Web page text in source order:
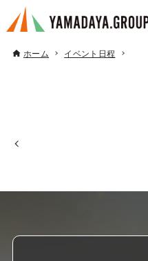
ホーム イベント日程